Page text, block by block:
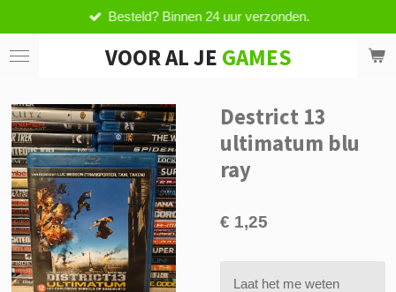
direct
naar
VOOR AL JE GAMES
Besteld? Binnen 24 uur verzonden.
Destrict 13
ultimatum blu
ray
€ 1,25
Laat het me weten